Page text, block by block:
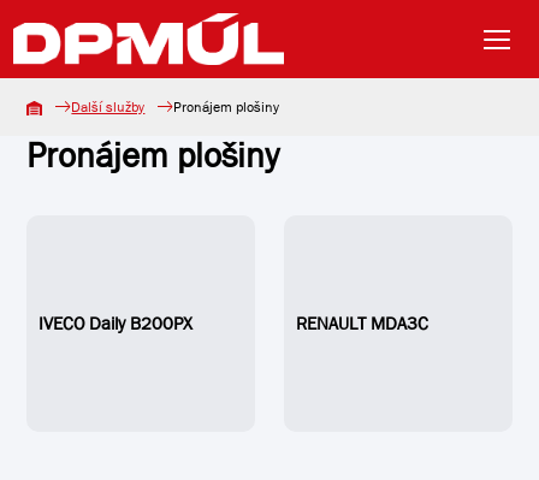
Další služby Pronájem plošiny
Pronájem plošiny
IVECO Daily B200PX RENAULT MDA3C